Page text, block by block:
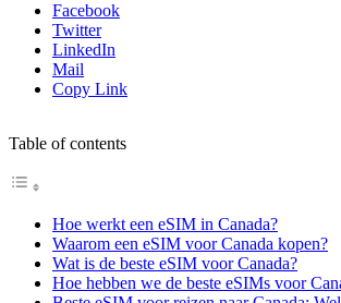
Facebook
Twitter
LinkedIn
Mail
Copy Link
Table of contents
Hoe werkt een eSIM in Canada?
Waarom een eSIM voor Canada kopen?
Wat is de beste eSIM voor Canada?
Hoe hebben we de beste eSIMs voor